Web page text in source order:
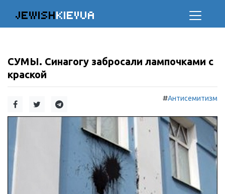
JEWISHKIEVUA
СУМЫ. Синагогу забросали лампочками с
краской
#Антисемитизм